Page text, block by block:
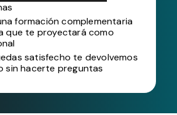
formación complementaria
que te proyectará como
satisfecho te devolvemos
sin hacerte preguntas